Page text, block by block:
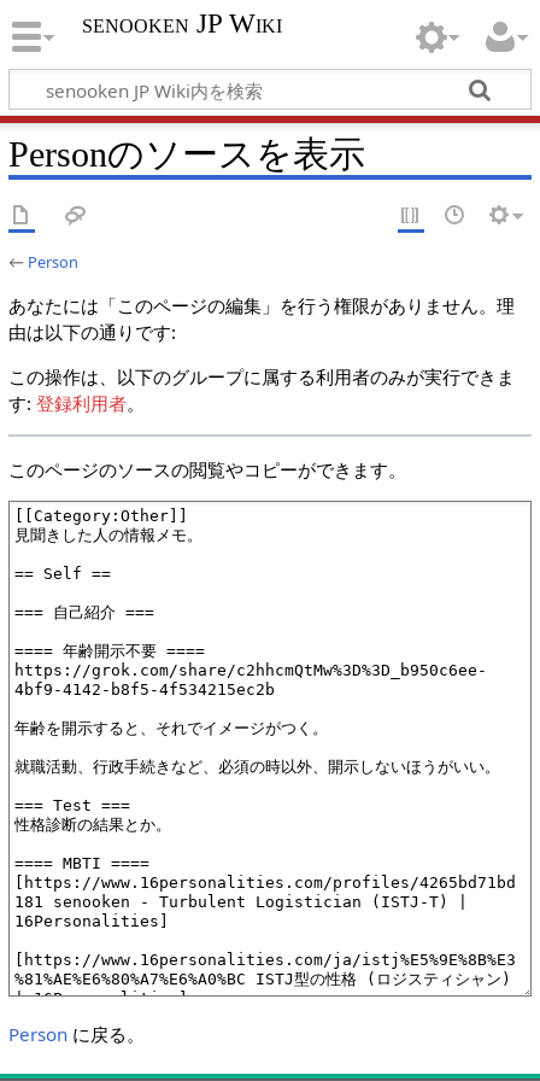
senooken JP Wiki
Personのソースを表示
← Person
あなたには「このページの編集」を行う権限がありません。理
由は以下の通りです:
この操作は、以下のグループに属する利用者のみが実行できま
す: 登録利用者。
このページのソースの閲覧やコピーができます。
Personに戻る。